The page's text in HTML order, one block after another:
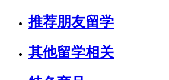
推荐朋友留学
其他留学相关